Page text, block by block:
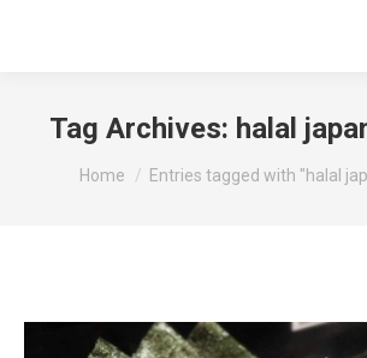
Tag Archives: halal
You are here:
Home Entries tagged with "halal